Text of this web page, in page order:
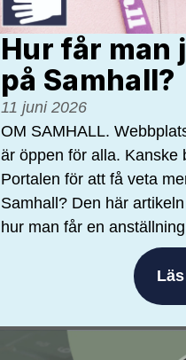
Hur får man
på Samhall?
11 juni 2026
OM SAMHALL.
är öppen för alla. Kanske
Portalen för att få veta
Samhall? Den här
hur man får en